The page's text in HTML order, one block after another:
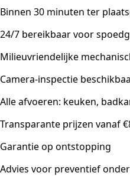
Binnen 30 minuten ter
24/7 bereikbaar voor
Milieuvriendelijke
Camera-inspectie
Alle afvoeren: keuken,
Transparante prijzen vanaf
Garantie op ontstopping
Advies voor preventief